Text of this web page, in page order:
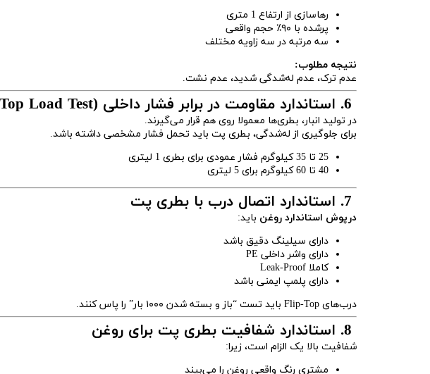
رهاسازی از ارتفاع 1 متری
پرشده با ۹۰٪ حجم واقعی
سه مرتبه در سه زاویه مختلف
نتیجه مطلوب:
عدم ترک، عدم له‌شدگی شدید، عدم نشت.
در تولید انبار، بطری‌ها معمولا روی هم قرار می‌گیرند.
برای جلوگیری از له‌شدگی، بطری پت باید تحمل فشار مشخصی داشته باشد.
25 تا 35 کیلوگرم فشار عمودی برای بطری 1 لیتری
40 تا 60 کیلوگرم برای 5 لیتری
درپوش استاندارد روغن باید:
دارای سیلینگ دقیق باشد
دارای واشر داخلی PE
کاملا Leak-Proof
دارای پلمپ ایمنی باشد
درب‌های Flip-Top باید تست “باز و بسته شدن ۱۰۰۰ بار” را پاس کنند.
شفافیت بالا یک الزام است، زیرا:
مشتری رنگ واقعی روغن را می‌بیند